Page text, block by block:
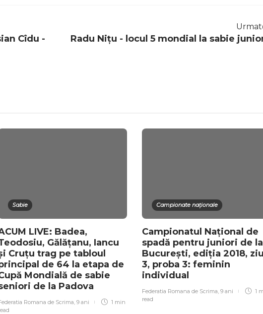
Cîdu -
Radu Nițu - locul 5 mondial la sabie
Sabie
LIVE: Badea,
Gălățanu, Iancu
Cruțu trag pe tabloul
de 64 la etapa de
Mondială de sabie
de la Padova
Romana de Scrima 9 ani
1 min
Campionate naționale
Campionatul Național de
spadă pentru juniori de la
București, ediția 2018,
3, proba 3: feminin
individual
Federatia Romana de Scrima 9 ani
1
read